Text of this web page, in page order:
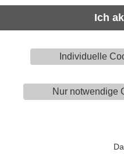
Ich
Individuelle
Nur notwendige